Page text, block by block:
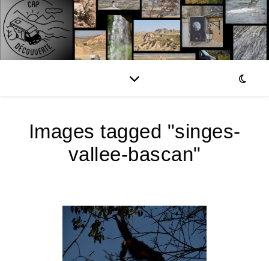
Images tagged "singes-
vallee-bascan"